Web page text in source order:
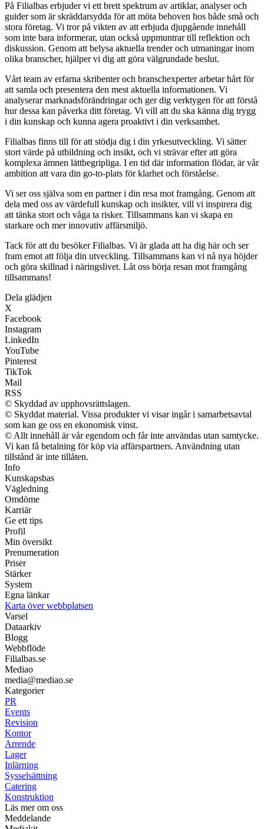
På Filialbas erbjuder vi ett brett spektrum av artiklar, analyser och
guider som är skräddarsydda för att möta behoven hos både små och
stora företag. Vi tror på vikten av att erbjuda djupgående innehåll
som inte bara informerar, utan också uppmuntrar till reflektion och
diskussion. Genom att belysa aktuella trender och utmaningar inom
olika branscher, hjälper vi dig att göra välgrundade beslut.
Vårt team av erfarna skribenter och branschexperter arbetar hårt för
att samla och presentera den mest aktuella informationen. Vi
analyserar marknadsförändringar och ger dig verktygen för att förstå
hur dessa kan påverka ditt företag. Vi vill att du ska känna dig trygg
i din kunskap och kunna agera proaktivt i din verksamhet.
Filialbas finns till för att stödja dig i din yrkesutveckling. Vi sätter
stort värde på utbildning och insikt, och vi strävar efter att göra
komplexa ämnen lättbegripliga. I en tid där information flödar, är vår
ambition att vara din go-to-plats för klarhet och förståelse.
Vi ser oss själva som en partner i din resa mot framgång. Genom att
dela med oss av värdefull kunskap och insikter, vill vi inspirera dig
att tänka stort och våga ta risker. Tillsammans kan vi skapa en
starkare och mer innovativ affärsmiljö.
Tack för att du besöker Filialbas. Vi är glada att ha dig här och ser
fram emot att följa din utveckling. Tillsammans kan vi nå nya höjder
och göra skillnad i näringslivet. Låt oss börja resan mot framgång
tillsammans!
Dela glädjen
X
Facebook
Instagram
LinkedIn
YouTube
Pinterest
TikTok
Mail
RSS
© Skyddad av upphovsrättslagen.
© Skyddat material. Vissa produkter vi visar ingår i samarbetsavtal
som kan ge oss en ekonomisk vinst.
© Allt innehåll är vår egendom och får inte användas utan samtycke.
Vi kan få betalning för köp via affärspartners. Användning utan
tillstånd är inte tillåten.
Info
Kunskapsbas
Vägledning
Omdöme
Karriär
Ge ett tips
Profil
Min översikt
Prenumeration
Priser
Stärker
System
Egna länkar
Karta över webbplatsen
Varsel
Dataarkiv
Blogg
Webbflöde
Filialbas.se
Mediao
media@mediao.se
Kategorier
PR
Events
Revision
Kontor
Arrende
Lager
Inlärning
Sysselsättning
Catering
Konstruktion
Läs mer om oss
Meddelande